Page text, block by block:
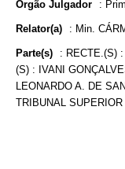
Órgão Julgador :
Relator(a) : Min.
Parte(s) : RECTE.(S)
(S) : IVANI
LEONARDO A. DE
TRIBUNAL